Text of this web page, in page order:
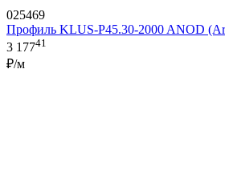
025469
Профиль KLUS-P45.30-2000 ANOD
3 17741
₽/м